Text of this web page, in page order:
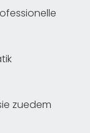
zuedem